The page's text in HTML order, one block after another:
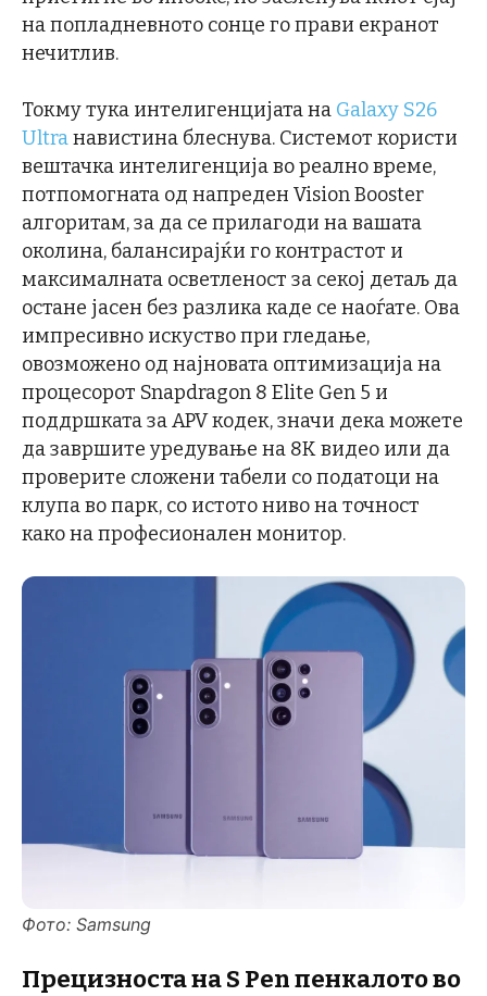
на попладневното сонце го прави екранот
нечитлив.
Токму тука интелигенцијата на Galaxy S26
Ultraнавистина блеснува. Системот користи
вештачка интелигенција во реално време,
потпомогната од напреден Vision Booster
алгоритам, за да се прилагоди на вашата
околина, балансирајќи го контрастот и
максималната осветленост за секој детаљ да
остане јасен без разлика каде се наоѓате. Ова
импресивно искуство при гледање,
овозможено од најновата оптимизација на
процесорот Snapdragon 8 Elite Gen 5 и
поддршката за APV кодек, значи дека можете
да завршите уредување на 8K видео или да
проверите сложени табели со податоци на
клупа во парк, со истото ниво на точност
како на професионален монитор.
Фото: Samsung
Прецизноста на S Pen пенкалото во